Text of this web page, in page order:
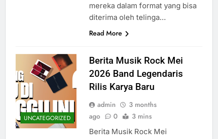
mereka dalam format yang bisa
diterima oleh telinga…
Read More
UNCATEGORIZED
Berita Musik Rock Mei
2026 Band Legendaris
Rilis Karya Baru
admin
3 months
ago
0 3 mins
Berita Musik Rock Mei